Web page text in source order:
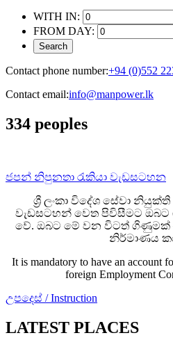
WITH IN:
FROM DAY:
Contact phone number:+94 (0)552
Contact email:info@manpower.lk
334 peoples
ජපන් නිපුනතා රැකියා වැඩසටහන
ශ්‍රී ලංකා විදේශ සේවා
වැඩසටහන් වෙත පිවිසීමට ඔබට
වේ. ඔබට මේ වන විටත්
නිර්මාණය
It is mandatory to have an account
foreign Employment
උපදෙස් / Instruction
LATEST PLACES